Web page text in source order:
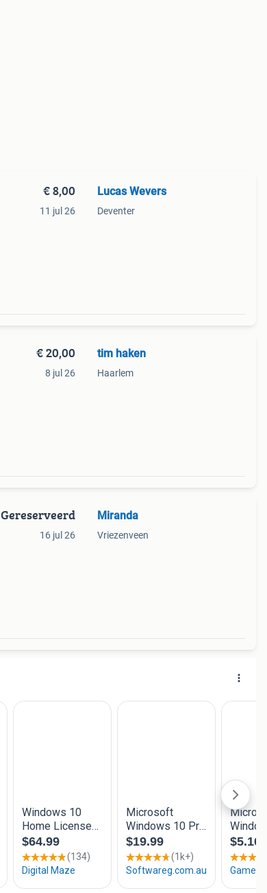
€ 8,00
11 jul 26
Lucas Wevers
Deventer
€ 20,00
8 jul 26
tim haken
Haarlem
Gereserveerd
16 jul 26
Miranda
Vriezenveen